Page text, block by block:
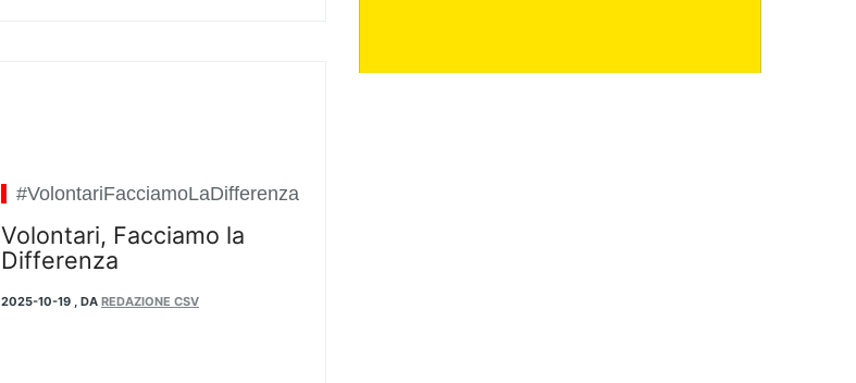
#VolontariFacciamoLaDifferenza
Volontari, Facciamo la
Differenza
2025-10-19 , DA REDAZIONE CSV